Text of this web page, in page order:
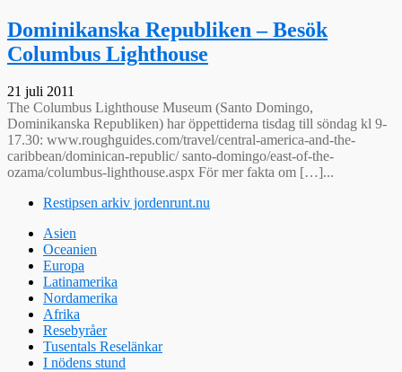
Dominikanska Republiken – Besök
Columbus Lighthouse
21 juli 2011
The Columbus Lighthouse Museum (Santo Domingo,
Dominikanska Republiken) har öppettiderna tisdag till söndag kl 9-
17.30: www.roughguides.com/travel/central-america-and-the-
caribbean/dominican-republic/ santo-domingo/east-of-the-
ozama/columbus-lighthouse.aspx För mer fakta om […]...
Restipsen arkiv jordenrunt.nu
Asien
Oceanien
Europa
Latinamerika
Nordamerika
Afrika
Resebyråer
Tusentals Reselänkar
I nödens stund